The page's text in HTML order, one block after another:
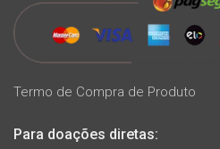
Termo de Compra de Produto
Para doações diretas: